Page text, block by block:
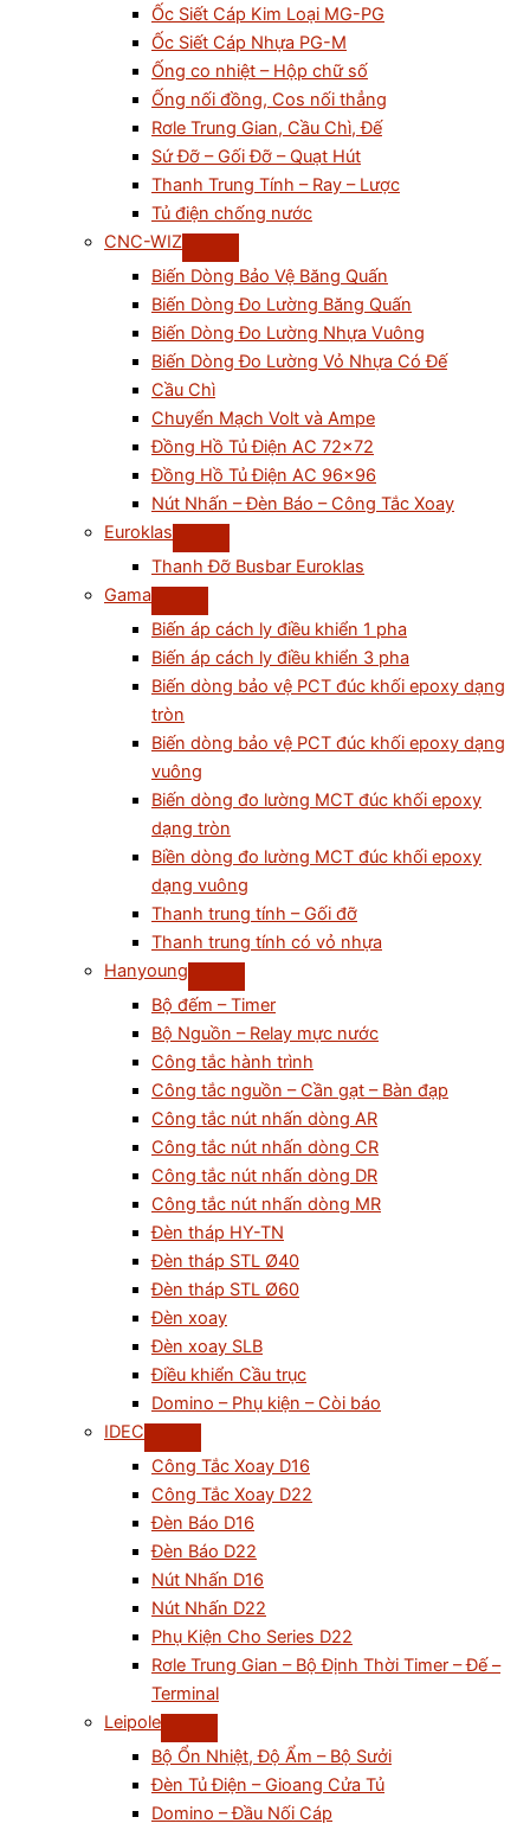
Ốc Siết Cáp Kim Loại MG-PG
Ốc Siết Cáp Nhựa PG-M
Ống co nhiệt – Hộp chữ số
Ống nối đồng, Cos nối thẳng
Rơle Trung Gian, Cầu Chì, Đế
Sứ Đỡ – Gối Đỡ – Quạt Hút
Thanh Trung Tính – Ray – Lược
Tủ điện chống nước
CNC-WIZ
Biến Dòng Bảo Vệ Băng Quấn
Biến Dòng Đo Lường Băng Quấn
Biến Dòng Đo Lường Nhựa Vuông
Biến Dòng Đo Lường Vỏ Nhựa Có Đế
Cầu Chì
Chuyển Mạch Volt và Ampe
Đồng Hồ Tủ Điện AC 72×72
Đồng Hồ Tủ Điện AC 96×96
Nút Nhấn – Đèn Báo – Công Tắc Xoay
Euroklas
Thanh Đỡ Busbar Euroklas
Gama
Biến áp cách ly điều khiển 1 pha
Biến áp cách ly điều khiển 3 pha
Biến dòng bảo vệ PCT đúc khối epoxy dạng
tròn
Biến dòng bảo vệ PCT đúc khối epoxy dạng
vuông
Biến dòng đo lường MCT đúc khối epoxy
dạng tròn
Biền dòng đo lường MCT đúc khối epoxy
dạng vuông
Thanh trung tính – Gối đỡ
Thanh trung tính có vỏ nhựa
Hanyoung
Bộ đếm – Timer
Bộ Nguồn – Relay mực nước
Công tắc hành trình
Công tắc nguồn – Cần gạt – Bàn đạp
Công tắc nút nhấn dòng AR
Công tắc nút nhấn dòng CR
Công tắc nút nhấn dòng DR
Công tắc nút nhấn dòng MR
Đèn tháp HY-TN
Đèn tháp STL Ø40
Đèn tháp STL Ø60
Đèn xoay
Đèn xoay SLB
Điều khiển Cầu trục
Domino – Phụ kiện – Còi báo
IDEC
Công Tắc Xoay D16
Công Tắc Xoay D22
Đèn Báo D16
Đèn Báo D22
Nút Nhấn D16
Nút Nhấn D22
Phụ Kiện Cho Series D22
Rơle Trung Gian – Bộ Định Thời Timer – Đế –
Terminal
Leipole
Bộ Ổn Nhiệt, Độ Ẩm – Bộ Sưởi
Đèn Tủ Điện – Gioang Cửa Tủ
Domino – Đầu Nối Cáp